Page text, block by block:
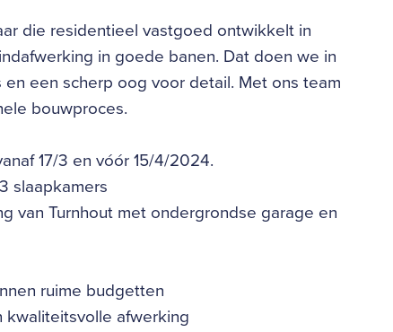
die residentieel vastgoed ontwikkelt in
in goede banen. Dat doen we in
een scherp oog voor detail. Met ons team
bouwproces.
17/3 en vóór 15/4/2024.
slaapkamers
van Turnhout met ondergrondse garage en
ruime budgetten
kwaliteitsvolle afwerking